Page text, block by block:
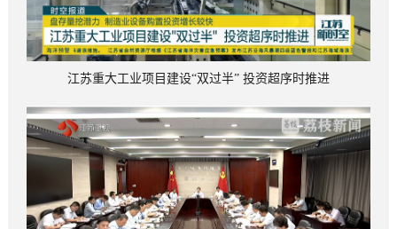
江苏重大工业项目建设“双过半” 投资超序时推进